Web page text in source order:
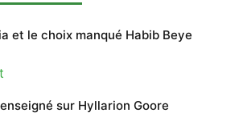
et le choix manqué Habib Beye
renseigné sur Hyllarion Goore